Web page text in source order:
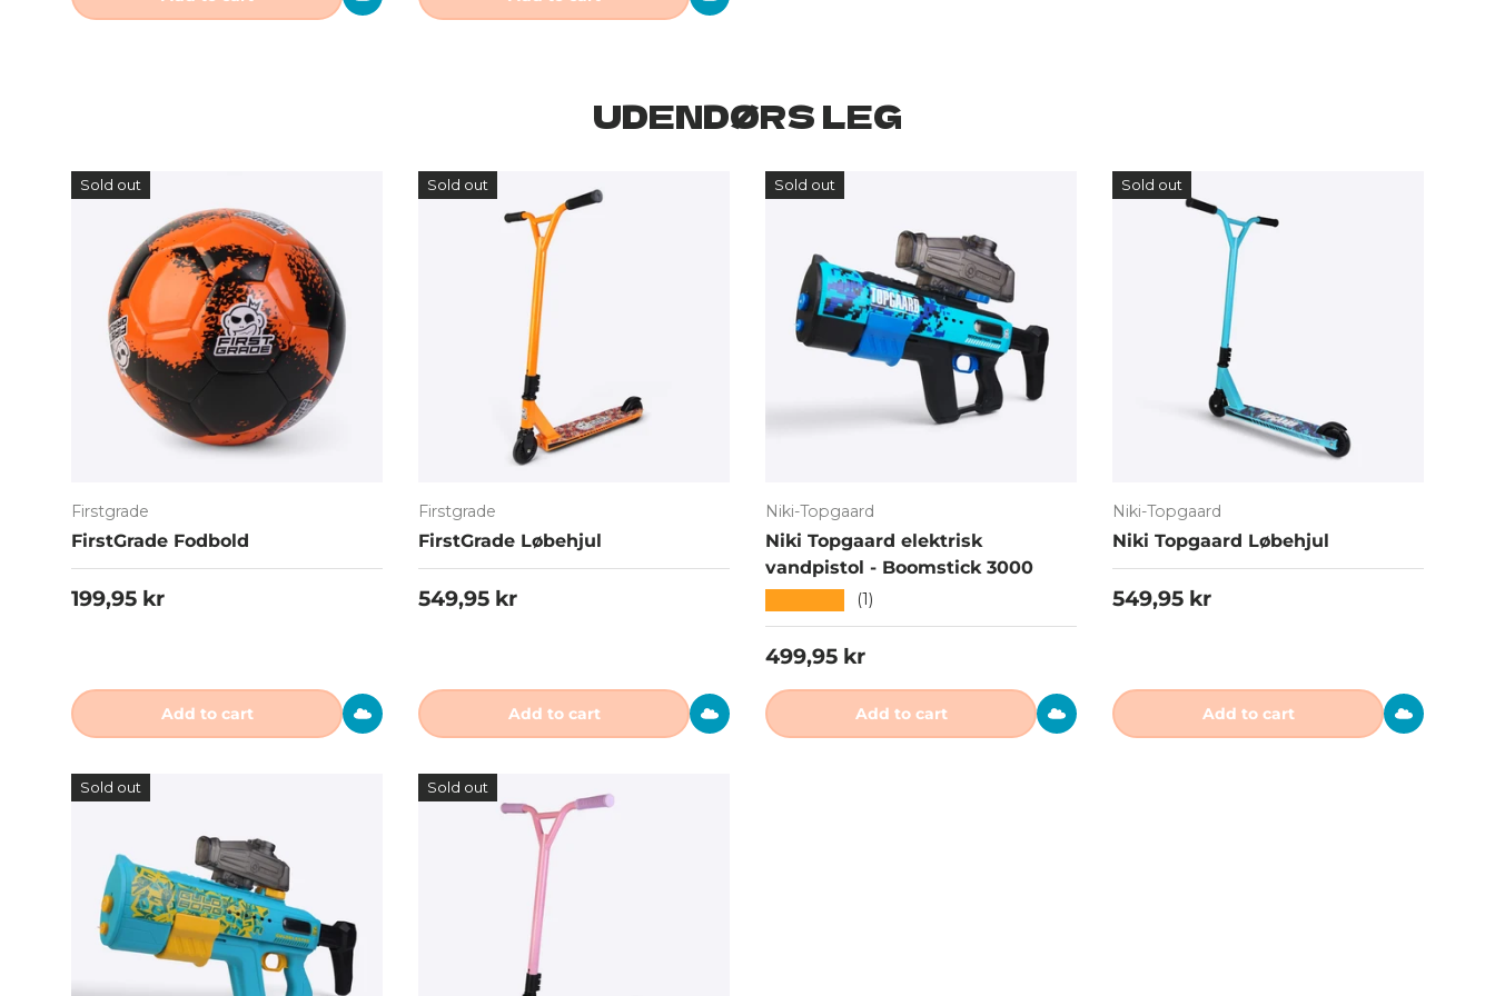
UDENDØRS LEG
Sold out
Firstgrade
FirstGrade Fodbold
Regular price
199,95 kr
Add to cart
Sold out
Firstgrade
FirstGrade Løbehjul
Regular price
549,95 kr
Add to cart
Sold out
Niki-Topgaard
Niki Topgaard elektrisk
vandpistol - Boomstick 3000
(1)
Regular price
499,95 kr
Add to cart
Sold out
Niki-Topgaard
Niki Topgaard Løbehjul
Regular price
549,95 kr
Add to cart
Sold out Sold out